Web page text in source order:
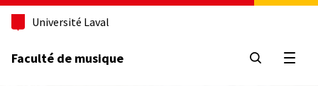
Aller
principal
Université Laval
Faculté de musique